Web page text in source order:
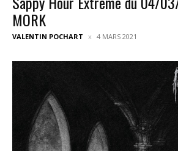
MORK
VALENTIN POCHART 4 MARS 2021